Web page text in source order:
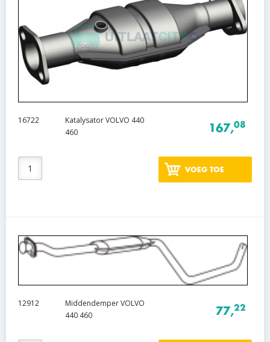
16722
Katalysator VOLVO 440
460
167,08
VOEG TOE
12912
Middendemper VOLVO
440 460
77,22